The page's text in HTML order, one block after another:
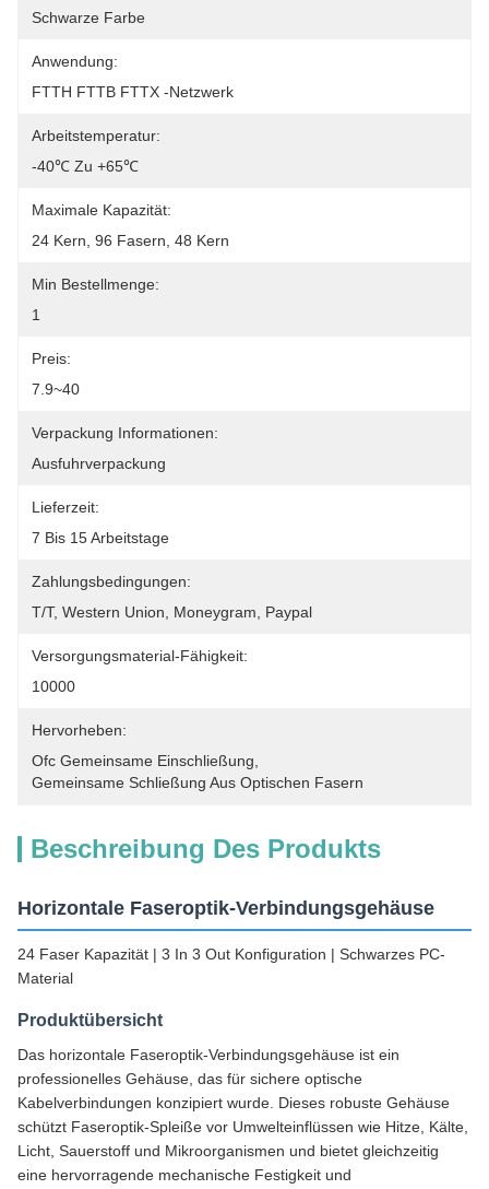
Schwarze Farbe
Anwendung:
FTTH FTTB FTTX -Netzwerk
Arbeitstemperatur:
-40℃ Zu +65℃
Maximale Kapazität:
24 Kern, 96 Fasern, 48 Kern
Min Bestellmenge:
1
Preis:
7.9~40
Verpackung Informationen:
Ausfuhrverpackung
Lieferzeit:
7 Bis 15 Arbeitstage
Zahlungsbedingungen:
T/T, Western Union, Moneygram, Paypal
Versorgungsmaterial-Fähigkeit:
10000
Hervorheben:
Ofc Gemeinsame Einschließung
Gemeinsame Schließung Aus Optischen Fasern
Beschreibung Des Produkts
Horizontale Faseroptik-Verbindungsgehäuse
24 Faser Kapazität | 3 In 3 Out Konfiguration | Schwarzes PC-
Material
Produktübersicht
Das horizontale Faseroptik-Verbindungsgehäuse ist ein
professionelles Gehäuse, das für sichere optische
Kabelverbindungen konzipiert wurde. Dieses robuste Gehäuse
schützt Faseroptik-Spleiße vor Umwelteinflüssen wie Hitze, Kälte,
Licht, Sauerstoff und Mikroorganismen und bietet gleichzeitig
eine hervorragende mechanische Festigkeit und